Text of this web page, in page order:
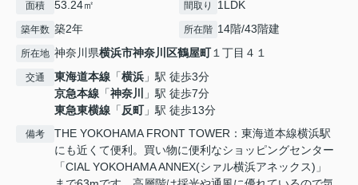
面積 53.24㎡ 間取り 1LDK
築年数 築2年 所在階 14階/43階建
所在地 神奈川県横浜市神奈川区鶴屋町１丁目４１
交通 東海道本線 「横浜 」駅 徒歩3分
京急本線 「神奈川
」駅 徒歩7分
東急東横線 「反町」駅 徒歩13分
備考
THE YOKOHAMA FRONT TOWER：東海道本線横浜駅
にも近くて便利。買い物に便利なショッピングセンター
「CIAL YOKOHAMA ANNEX(シァル横浜アネックス)」